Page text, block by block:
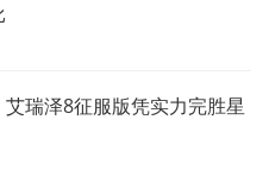
瑞泽8征服版凭实力完胜星